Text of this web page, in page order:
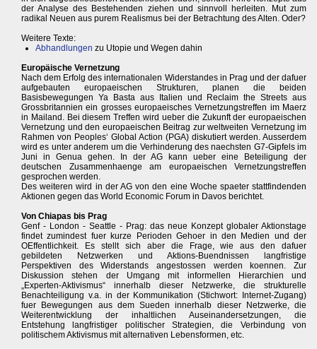
der Analyse des Bestehenden ziehen und sinnvoll herleiten. Mut zum
radikal Neuen aus purem Realismus bei der Betrachtung des Alten. Oder?
Weitere Texte:
Abhandlungen zu Utopie und Wegen dahin
Europäische Vernetzung
Nach dem Erfolg des internationalen Widerstandes in Prag und der dafuer
aufgebauten europaeischen Strukturen, planen die beiden
Basisbewegungen Ya Basta aus Italien und Reclaim the Streets aus
Grossbritannien ein grosses europaeisches Vernetzungstreffen im Maerz
in Mailand. Bei diesem Treffen wird ueber die Zukunft der europaeischen
Vernetzung und den europaeischen Beitrag zur weltweiten Vernetzung im
Rahmen von Peoples‘ Global Action (PGA) diskutiert werden. Ausserdem
wird es unter anderem um die Verhinderung des naechsten G7-Gipfels im
Juni in Genua gehen. In der AG kann ueber eine Beteiligung der
deutschen Zusammenhaenge am europaeischen Vernetzungstreffen
gesprochen werden.
Des weiteren wird in der AG von den eine Woche spaeter stattfindenden
Aktionen gegen das World Economic Forum in Davos berichtet.
Von Chiapas bis Prag
Genf - London - Seattle - Prag: das neue Konzept globaler Aktionstage
findet zumindest fuer kurze Perioden Gehoer in den Medien und der
OEffentlichkeit. Es stellt sich aber die Frage, wie aus den dafuer
gebildeten Netzwerken und Aktions-Buendnissen langfristige
Perspektiven des Widerstands angestossen werden koennen. Zur
Diskussion stehen der Umgang mit informellen Hierarchien und
„Experten-Aktivismus“ innerhalb dieser Netzwerke, die strukturelle
Benachteiligung v.a. in der Kommunikation (Stichwort: Internet-Zugang)
fuer Bewegungen aus dem Sueden innerhalb dieser Netzwerke, die
Weiterentwicklung der inhaltlichen Auseinandersetzungen, die
Entstehung langfristiger politischer Strategien, die Verbindung von
politischem Aktivismus mit alternativen Lebensformen, etc.